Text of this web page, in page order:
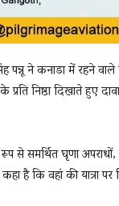
पन्नू ने कनाडा में रहने
निष्ठा दिखाते हुए
रूप से समर्थित घृणा
है कि वहां की यात्रा